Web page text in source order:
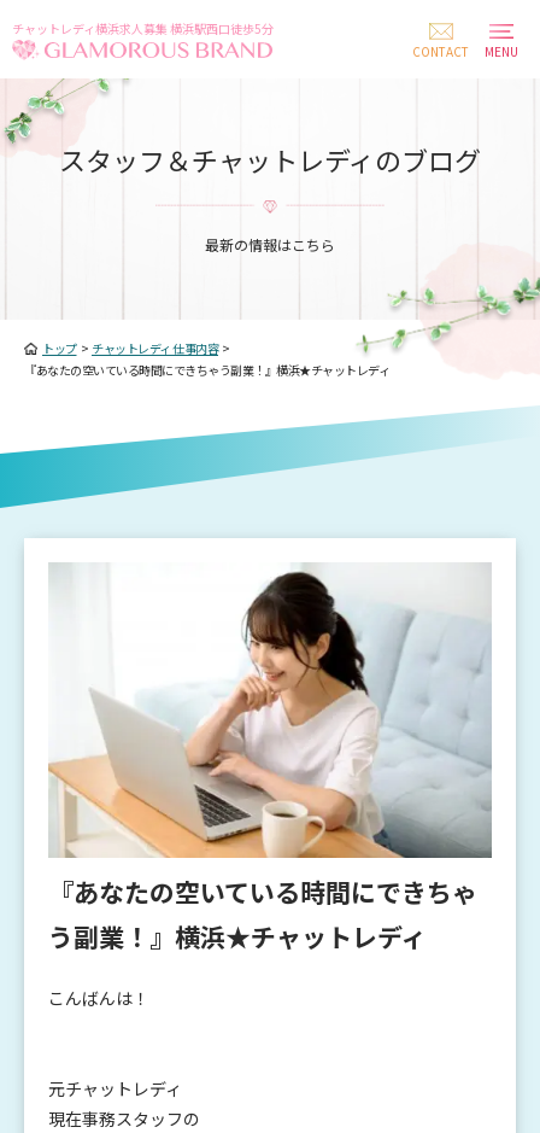
チャットレディ横浜求人募集 横浜駅西口徒歩5分
CONTACT
MENU
スタッフ＆チャットレディのブログ
最新の情報はこちら
トップ> チャットレディ 仕事内容>
『あなたの空いている時間にできちゃう副業！』横浜★チャットレディ
『あなたの空いている時間にできちゃ
う副業！』横浜★チャットレディ
こんばんは！
元チャットレディ
現在事務スタッフの